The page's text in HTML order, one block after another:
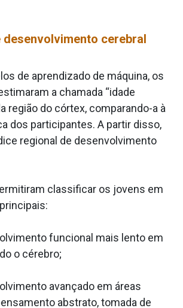
cerebral
de aprendizado de máquina, os
a chamada “idade
região do córtex, comparando-a à
dos participantes. A partir disso,
regional de desenvolvimento
classificar os jovens em
funcional mais lento em
o cérebro;
avançado em áreas
abstrato, tomada de